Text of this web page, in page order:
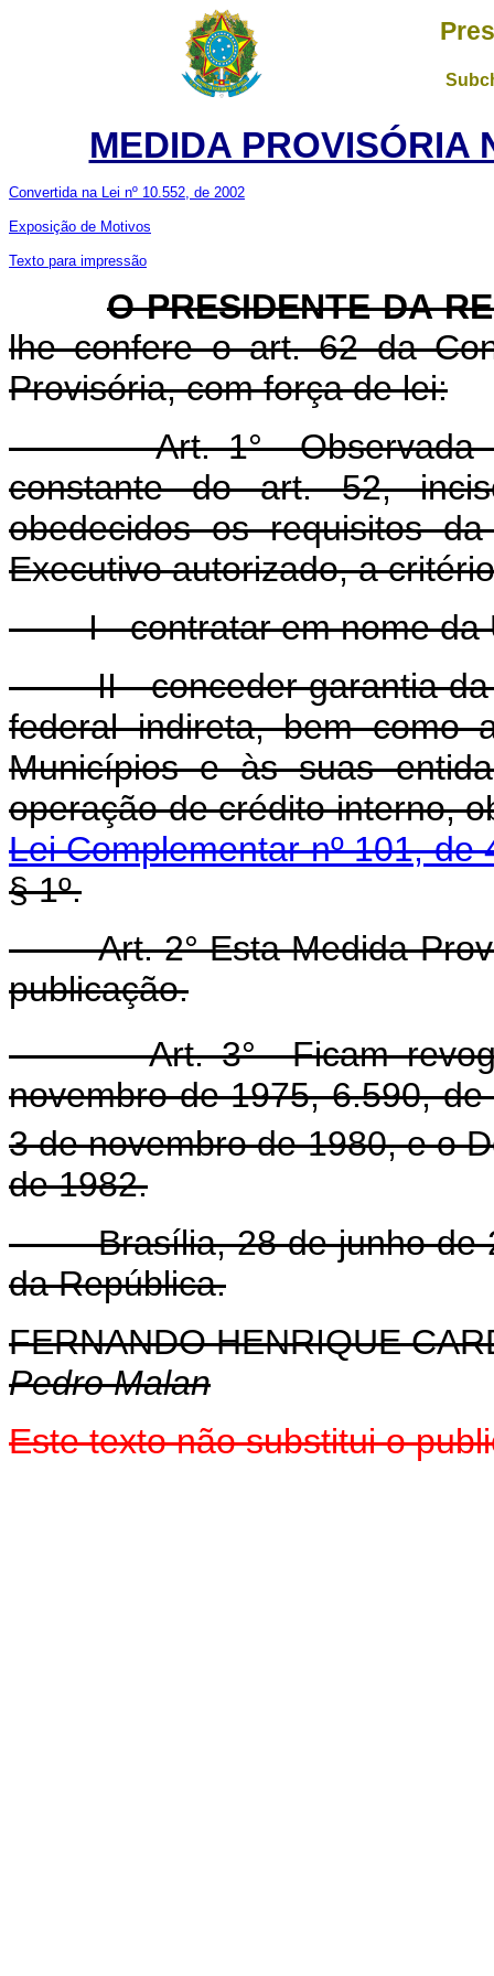
MEDIDA PROVISÓRIA
Convertida na Lei nº 10.552, de 2002
Exposição de Motivos
Texto para impressão
O PRESIDENTE DA
lhe confere o art. 62 da
Provisória, com força de lei:
Art. 1° Observada a
constante do art. 52,
obedecidos os requisitos
Executivo autorizado, a
I - contratar em nome da
II - conceder garantia da
federal indireta, bem como
Municípios e às suas
operação de crédito interno,
Lei Complementar nº 101, de
§ 1º.
Art. 2° Esta Medida
publicação.
Art. 3° Ficam
novembro de 1975, 6.590,
3 de novembro de 1980, e o
de 1982.
Brasília, 28 de junho de
da República.
FERNANDO HENRIQUE
Pedro Malan
Este texto não substitui o